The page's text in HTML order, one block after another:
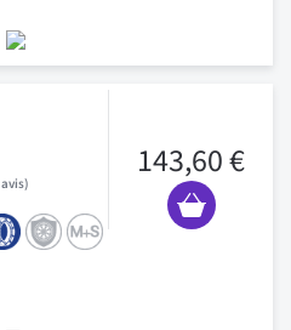
avis
143,60 €